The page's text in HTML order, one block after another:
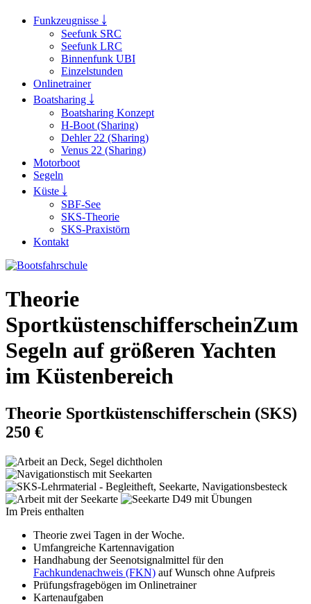
Funkzeugnisse ￬
Seefunk SRC
Seefunk LRC
Binnenfunk UBI
Einzelstunden
Onlinetrainer
Boatsharing ￬
Boatsharing Konzept
H-Boot (Sharing)
Dehler 22 (Sharing)
Venus 22 (Sharing)
Motorboot
Segeln
Küste ￬
SBF-See
SKS-Theorie
SKS-Praxistörn
Kontakt
Theorie
SportküstenschifferscheinZum
Segeln auf größeren Yachten
im Küstenbereich
Theorie Sportküstenschifferschein (SKS)
250 €
Im Preis enthalten
Theorie zwei Tagen in der Woche.
Umfangreiche Kartennavigation
Handhabung der Seenotsignalmittel für den
Fachkundenachweis (FKN) auf Wunsch ohne Aufpreis
Prüfungsfragebögen im Onlinetrainer
Kartenaufgaben